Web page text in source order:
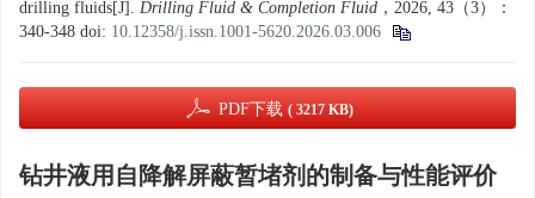
drilling fluids[J]. Drilling Fluid & Completion Fluid ，2026, 43（3）：
340-348 doi: 10.12358/j.issn.1001-5620.2026.03.006
PDF下载 ( 3217 KB)
钻井液用自降解屏蔽暂堵剂的制备与性能评价